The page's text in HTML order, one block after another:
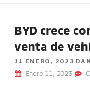
BYD crece
venta de
POSTED
ON
11 ENERO, 2023
Enero 11, 2023